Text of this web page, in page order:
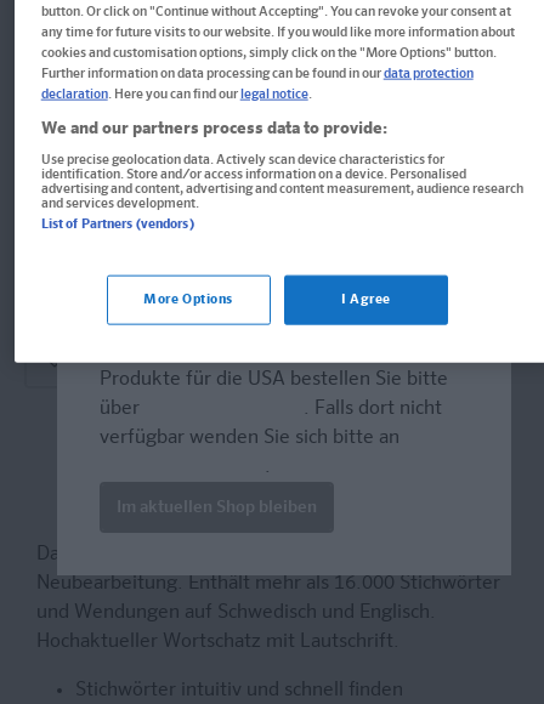
Swedish-English/English-Swedish
Buch
Format: 7,6 x 10,6 cm, 416 Seiten
ISBN: 978-3-12-514018-9
Vergriffen, keine Neuauflage vorgesehen.
Das perfekte Wörterbuch für die Hosentasche in
Neubearbeitung. Enthält mehr als 16.000 Stichwörter
und Wendungen auf Schwedisch und Englisch.
Hochaktueller Wortschatz mit Lautschrift.
Stichwörter intuitiv und schnell finden
Produkte für die USA bestellen Sie bitte
über
. Falls dort nicht
verfügbar wenden Sie sich bitte an
.
Im aktuellen Shop bleiben
button. Or click on "Continue without Accepting". You can revoke your consent at
any time for future visits to our website. If you would like more information about
cookies and customisation options, simply click on the "More Options" button.
Further information on data processing can be found in ourdata protection
declaration. Here you can find ourlegal notice.
We and our partners process data to provide:
Use precise geolocation data. Actively scan device characteristics for
identification. Store and/or access information on a device. Personalised
advertising and content, advertising and content measurement, audience research
and services development.
List of Partners (vendors)
More Options I Agree